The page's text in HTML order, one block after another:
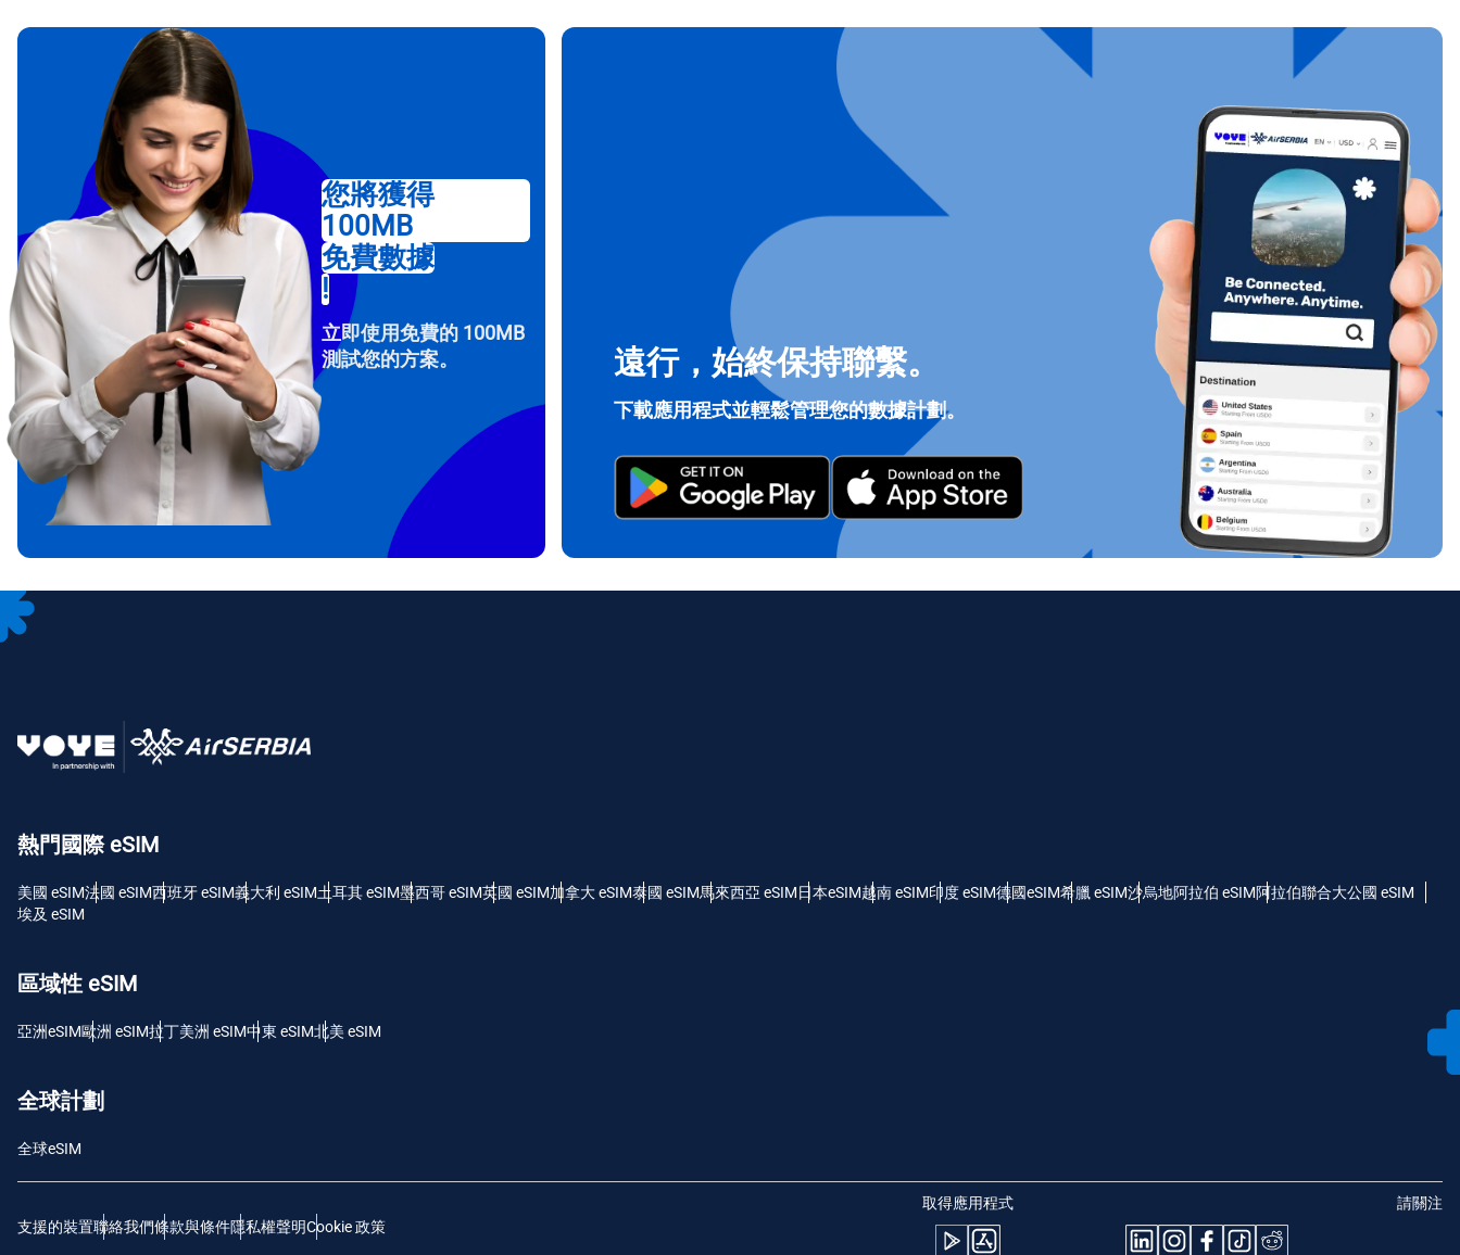
How do I get my eSim?
To get your eSIM, start by checking if your device supports eSIM technology.
Then, contact your mobile carrier to request an eSIM activation. They will
provide you with a QR code or activation details that you can scan or enter
in your device settings. Once activated, you can enjoy the benefits of eSIM
without needing a physical SIM card!
您將獲得
100MB
免費數據
!
立即使用免費的 100MB
測試您的方案。
遠行，始終保持聯繫。
下載應用程式並輕鬆管理您的數據計劃。
熱門國際 eSIM
美國 eSIM法國 eSIM西班牙 eSIM義大利 eSIM土耳其 eSIM墨西哥 eSIM英國 eSIM加拿大 eSIM泰國 eSIM馬來西亞 eSIM日本eSIM越南 eSIM印度 eSIM德國eSIM希臘 eSIM沙烏地阿拉伯 eSIM阿拉伯聯合大公國 eSIM
埃及 eSIM
區域性 eSIM
亞洲eSIM歐洲 eSIM拉丁美洲 eSIM中東 eSIM北美 eSIM
全球計劃
全球eSIM
支援的裝置聯絡我們條款與條件隱私權聲明Cookie 政策
取得應用程式 請關注
登入或註冊
電子郵件